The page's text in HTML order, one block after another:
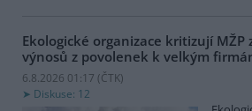
Ekologické organizace kritizují MŽP
výnosů z povolenek k velkým
6.8.2026 01:17 (ČTK)
Diskuse: 12